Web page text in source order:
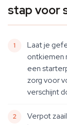
stap voor
Laat je
ontkiemen
een
zorg voor
verschijnt
Verpot